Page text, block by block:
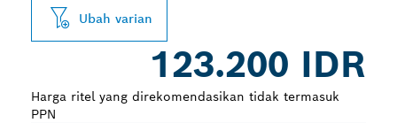
Ubah varian
123.200 IDR
Harga ritel yang direkomendasikan tidak termasuk
PPN